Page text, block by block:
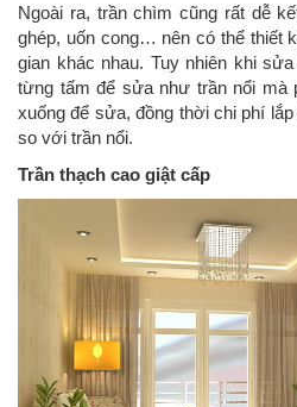
Ngoài ra, trần chìm cũng rất dễ
ghép, uốn cong… nên có thể thiết
gian khác nhau. Tuy nhiên khi
từng tấm để sửa như trần nổi mà
xuống để sửa, đồng thời chi phí
so với trần nổi.
Trần thạch cao giật cấp